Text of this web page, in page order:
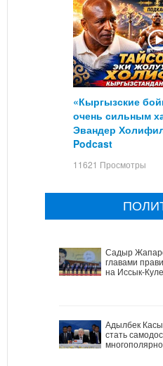
«Кыргызские
очень сильным
Эвандер
Podcast
11621 Просмотры
Садыр
главами
на Иссык-Куле
Адылбек
стать